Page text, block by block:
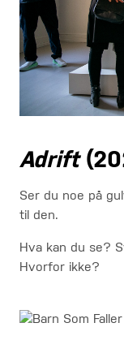
Adrift
Ser du noe på
til den.
Hva kan du se?
Hvorfor ikke?